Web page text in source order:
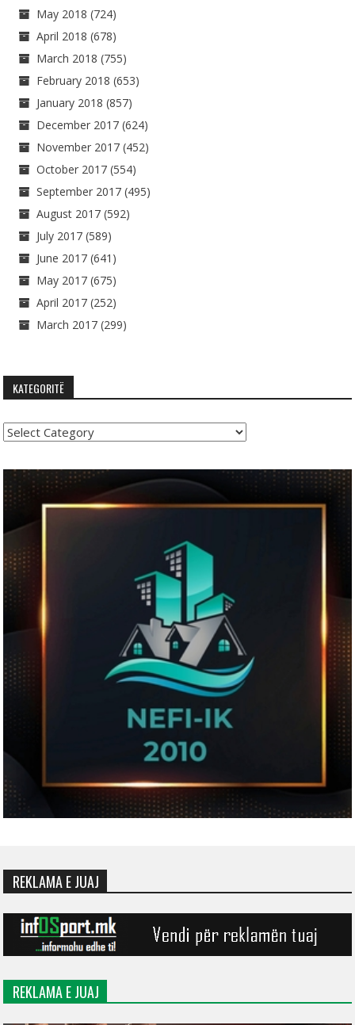
May 2018 (724)
April 2018 (678)
March 2018 (755)
February 2018 (653)
January 2018 (857)
December 2017 (624)
November 2017 (452)
October 2017 (554)
September 2017 (495)
August 2017 (592)
July 2017 (589)
June 2017 (641)
May 2017 (675)
April 2017 (252)
March 2017 (299)
KATEGORITË
Kategoritë
REKLAMA E JUAJ
REKLAMA E JUAJ